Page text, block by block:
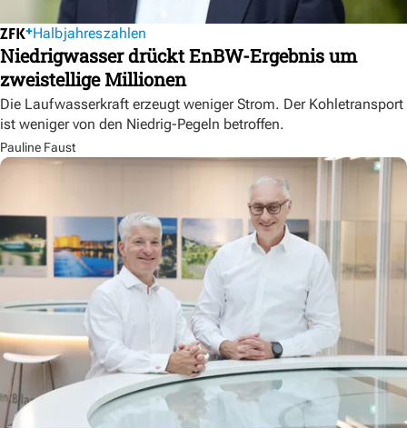
Halbjahreszahlen
Niedrigwasser drückt EnBW-Ergebnis um
zweistellige Millionen
Die Laufwasserkraft erzeugt weniger Strom. Der Kohletransport
ist weniger von den Niedrig-Pegeln betroffen.
Pauline Faust